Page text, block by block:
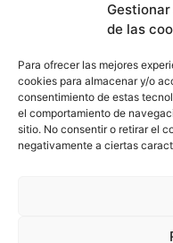
de las
Para ofrecer las mejores
cookies para almacenar y/o
consentimiento de estas
el comportamiento de
sitio. No consentir o retirar el
negativamente a ciertas
Denominación del
Construmat
ACOGIDO AL
NOVIEMBRE, con